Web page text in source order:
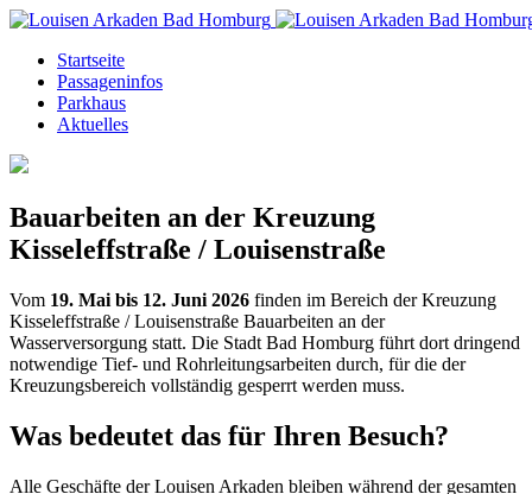
Startseite
Passageninfos
Parkhaus
Aktuelles
Bauarbeiten an der Kreuzung
Kisseleffstraße / Louisenstraße
Vom 19. Mai bis 12. Juni 2026 finden im Bereich der Kreuzung
Kisseleffstraße / Louisenstraße Bauarbeiten an der
Wasserversorgung statt. Die Stadt Bad Homburg führt dort dringend
notwendige Tief- und Rohrleitungsarbeiten durch, für die der
Kreuzungsbereich vollständig gesperrt werden muss.
Was bedeutet das für Ihren Besuch?
Alle Geschäfte der Louisen Arkaden bleiben während der gesamten